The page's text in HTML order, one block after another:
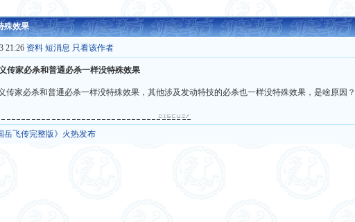
殊效果
21:26 资料 短消息 只看该作者
传家必杀和普通必杀一样没特殊效果
传家必杀和普通必杀一样没特殊效果，其他涉及发动特技的必杀也一样没特殊效果，是啥原因？
岳飞传完整版》火热发布